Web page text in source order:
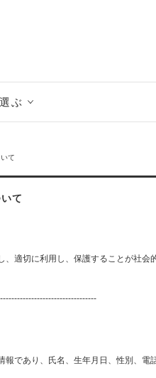
ぶ
て
て
、適切に利用し、保護することが社会
報であり、氏名、生年月日、性別、